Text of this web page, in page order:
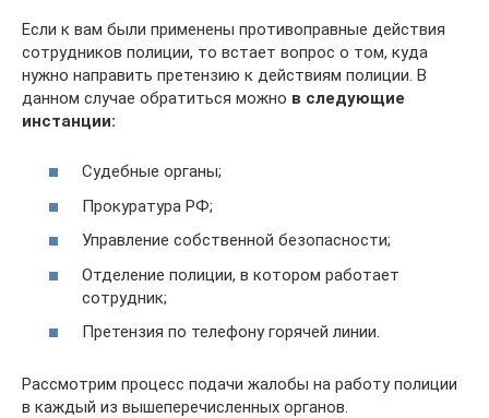
Если к вам были применены противоправные действия
сотрудников полиции, то встает вопрос о том, куда
нужно направить претензию к действиям полиции. В
данном случае обратиться можно в следующие
инстанции:
Судебные органы;
Прокуратура РФ;
Управление собственной безопасности;
Отделение полиции, в котором работает
сотрудник;
Претензия по телефону горячей линии.
Рассмотрим процесс подачи жалобы на работу полиции
в каждый из вышеперечисленных органов.